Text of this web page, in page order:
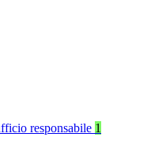
responsabile 1